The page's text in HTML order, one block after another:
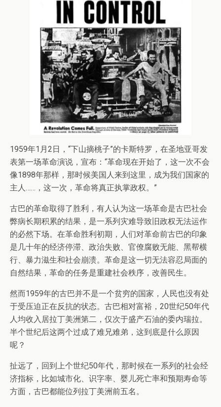
1959年1月2日，“下山摘桃子”的卡斯特罗，在圣地亚哥发
表第一场革命演说，宣布：“革命现在开始了，这一次不会
像1898年那样，那时候美国人来到这里，成为我们国家的
主人……，这一次，革命将真正执掌政权。”
古巴的革命取得了胜利，有人认为这一场革命是古巴社会
弊病长期积累的结果，是一系列灾难导致旧政权无法运作
的必然下场。在革命胜利初期，人们对革命前古巴的印象
是几十年的经济停滞、政治失败、官僚腐败无能、黑帮横
行、暴力滋生和社会崩溃。革命是这一切无法容忍局面的
自然结果，革命的任务是重建社会秩序，改善民生。
然而1959年的古巴并不是一个贫穷的国家，人民也没有处
于受压迫正在反抗的状态。古巴相对富裕，20世纪50年代
人均收入居拉丁美洲第二，仅次于盛产石油的委内瑞拉。
半个世纪后这两个过成了难兄难弟，这到底是什么原因
呢？
扯远了，回到上个世纪50年代，那时候在一系列的社会经
济指标，比如城市化、识字率、婴儿死亡率和预期寿命等
方面，古巴都能位列拉丁美洲前五名。